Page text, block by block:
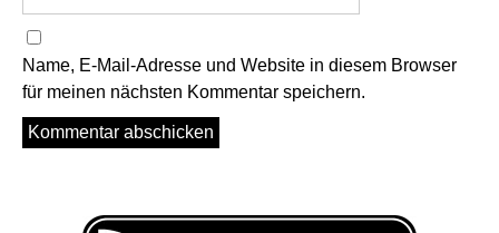
Name, E-Mail-Adresse und Website in diesem Browser
für meinen nächsten Kommentar speichern.